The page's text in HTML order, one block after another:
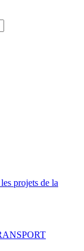
projets de la